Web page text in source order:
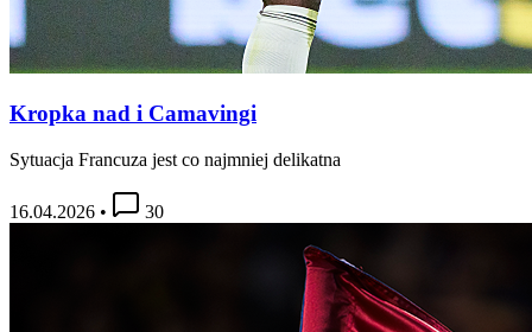
Kropka nad i Camavingi
Sytuacja Francuza jest co najmniej delikatna
16.04.2026 • 30